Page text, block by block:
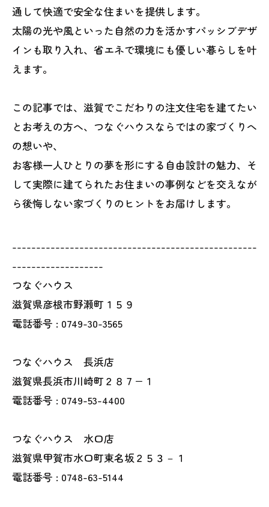
通して快適で安全な住まいを提供します。
太陽の光や風といった自然の力を活かすパッシブデザ
インも取り入れ、省エネで環境にも優しい暮らしを叶
えます。
この記事では、滋賀でこだわりの注文住宅を建てたい
とお考えの方へ、つなぐハウスならではの家づくりへ
の想いや、
お客様一人ひとりの夢を形にする自由設計の魅力、そ
して実際に建てられたお住まいの事例などを交えなが
ら後悔しない家づくりのヒントをお届けします。
---------------------------------------------------
-------------------
つなぐハウス
滋賀県彦根市野瀬町１５９
電話番号 : 0749-30-3565
つなぐハウス 長浜店
滋賀県長浜市川崎町２８７−１
電話番号 : 0749-53-4400
つなぐハウス 水口店
滋賀県甲賀市水口町東名坂２５３－１
電話番号 : 0748-63-5144